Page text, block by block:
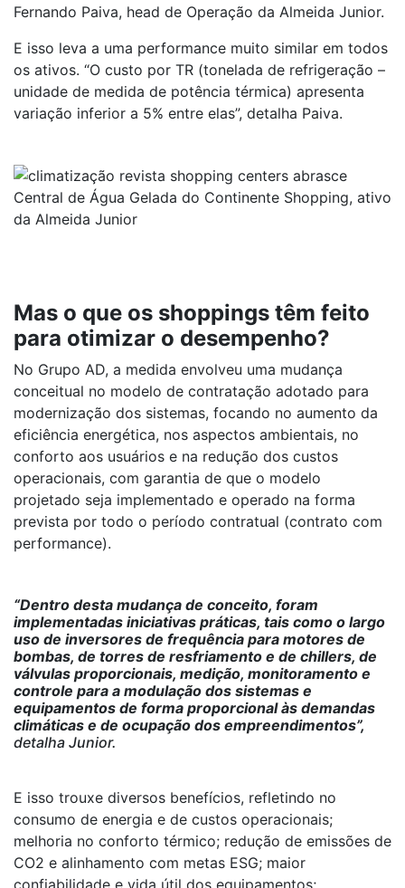
Fernando Paiva, head de Operação da Almeida Junior.
E isso leva a uma performance muito similar em todos
os ativos. “O custo por TR (tonelada de refrigeração –
unidade de medida de potência térmica) apresenta
variação inferior a 5% entre elas”, detalha Paiva.
Central de Água Gelada do Continente Shopping, ativo
da Almeida Junior
Mas o que os shoppings têm feito
para otimizar o desempenho?
No Grupo AD, a medida envolveu uma mudança
conceitual no modelo de contratação adotado para
modernização dos sistemas, focando no aumento da
eficiência energética, nos aspectos ambientais, no
conforto aos usuários e na redução dos custos
operacionais, com garantia de que o modelo
projetado seja implementado e operado na forma
prevista por todo o período contratual (contrato com
performance).
“Dentro desta mudança de conceito, foram
implementadas iniciativas práticas, tais como o largo
uso de inversores de frequência para motores de
bombas, de torres de resfriamento e de chillers, de
válvulas proporcionais, medição, monitoramento e
controle para a modulação dos sistemas e
equipamentos de forma proporcional às demandas
climáticas e de ocupação dos empreendimentos”,
detalha Junior.
E isso trouxe diversos benefícios, refletindo no
consumo de energia e de custos operacionais;
melhoria no conforto térmico; redução de emissões de
CO2 e alinhamento com metas ESG; maior
confiabilidade e vida útil dos equipamentos;